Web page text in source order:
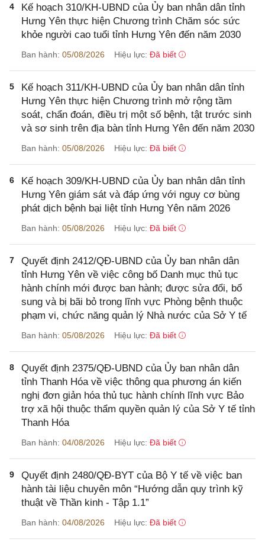
4
Kế hoạch 310/KH-UBND của Ủy ban nhân dân tỉnh
Hưng Yên thực hiện Chương trình Chăm sóc sức
khỏe người cao tuổi tỉnh Hưng Yên đến năm 2030
Ban hành: 05/08/2026 Hiệu lực: Đã biết
5
Kế hoạch 311/KH-UBND của Ủy ban nhân dân tỉnh
Hưng Yên thực hiện Chương trình mở rộng tầm
soát, chẩn đoán, điều trị một số bệnh, tật trước sinh
và sơ sinh trên địa bàn tỉnh Hưng Yên đến năm 2030
Ban hành: 05/08/2026 Hiệu lực: Đã biết
6
Kế hoạch 309/KH-UBND của Ủy ban nhân dân tỉnh
Hưng Yên giám sát và đáp ứng với nguy cơ bùng
phát dịch bệnh bại liệt tỉnh Hưng Yên năm 2026
Ban hành: 05/08/2026 Hiệu lực: Đã biết
7
Quyết định 2412/QĐ-UBND của Ủy ban nhân dân
tỉnh Hưng Yên về việc công bố Danh mục thủ tục
hành chính mới được ban hành; được sửa đổi, bổ
sung và bị bãi bỏ trong lĩnh vực Phòng bệnh thuộc
phạm vi, chức năng quản lý Nhà nước của Sở Y tế
Ban hành: 05/08/2026 Hiệu lực: Đã biết
8
Quyết định 2375/QĐ-UBND của Ủy ban nhân dân
tỉnh Thanh Hóa về việc thông qua phương án kiến
nghị đơn giản hóa thủ tục hành chính lĩnh vực Bảo
trợ xã hội thuộc thẩm quyền quản lý của Sở Y tế tỉnh
Thanh Hóa
Ban hành: 04/08/2026 Hiệu lực: Đã biết
9
Quyết định 2480/QĐ-BYT của Bộ Y tế về việc ban
hành tài liệu chuyên môn “Hướng dẫn quy trình kỹ
thuật về Thần kinh - Tập 1.1”
Ban hành: 04/08/2026 Hiệu lực: Đã biết